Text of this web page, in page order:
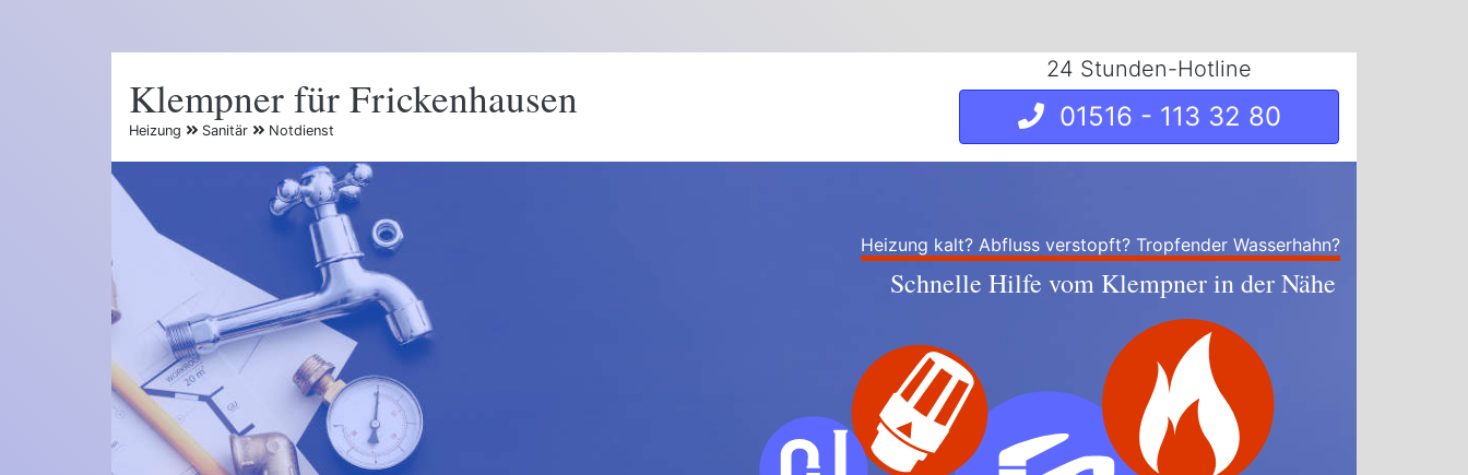
Klempner für Frickenhausen
Heizung Sanitär Notdienst
24 Stunden-Hotline
01516 - 113 32 80
Heizung kalt? Abfluss verstopft? Tropfender Wasserhahn?
Schnelle Hilfe vom Klempner in der Nähe